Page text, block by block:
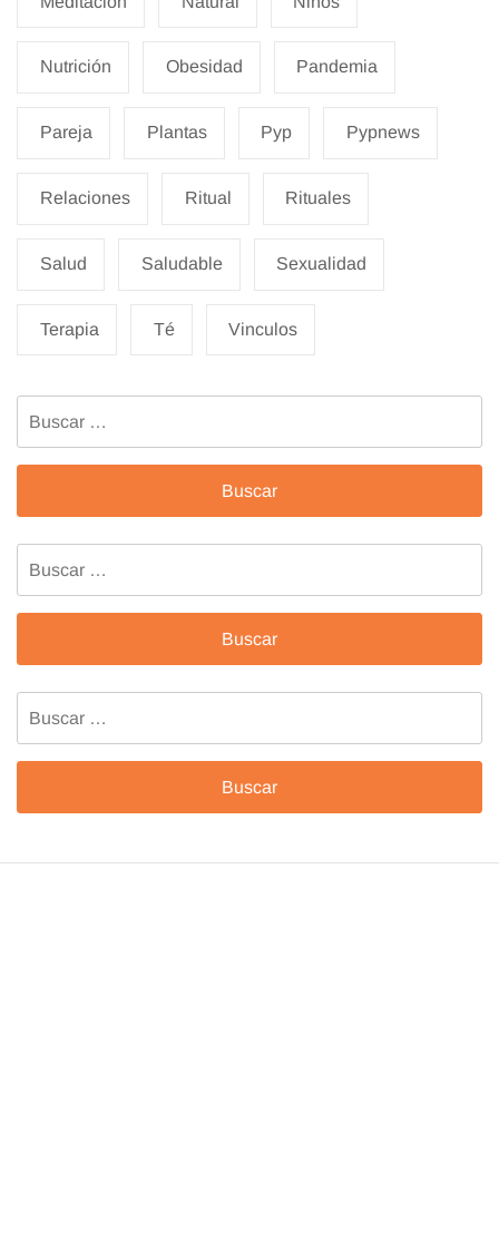
Nutrición Obesidad Pandemia
Pareja Plantas Pyp Pypnews
Relaciones Ritual Rituales
Salud Saludable Sexualidad
Terapia Té Vinculos